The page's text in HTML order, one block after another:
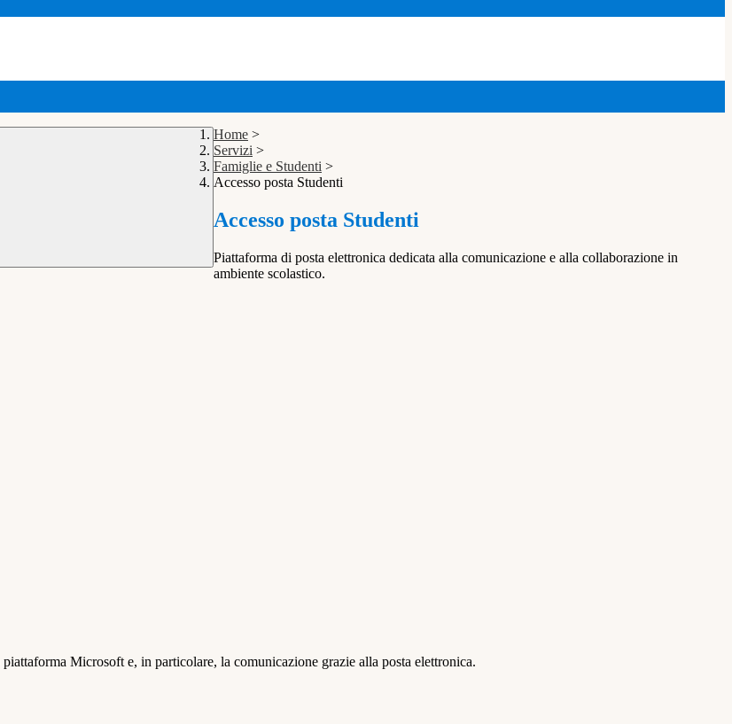
Home >
Servizi >
Famiglie e Studenti >
Accesso posta Studenti
Accesso posta Studenti
Piattaforma di posta elettronica dedicata alla comunicazione e alla collaborazione in
ambiente scolastico.
Microsoft e, in particolare, la comunicazione grazie alla posta elettronica.